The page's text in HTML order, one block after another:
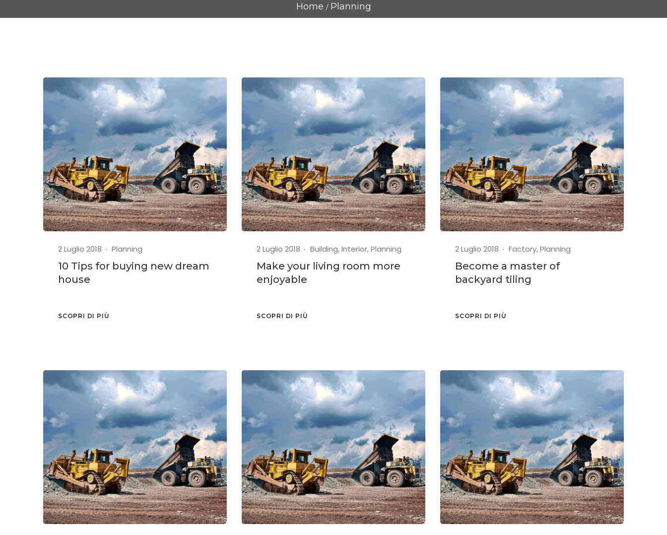
Home Planning
2 Luglio 2018 Planning
10 Tips for buying new dream
house
SCOPRI DI PIÙ
2 Luglio 2018 Building,Interior,Planning
Make your living room more
enjoyable
SCOPRI DI PIÙ
2 Luglio 2018 Factory,Planning
Become a master of
backyard tiling
SCOPRI DI PIÙ